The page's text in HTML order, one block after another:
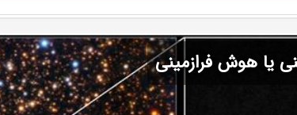
یا هوش فرازمینی